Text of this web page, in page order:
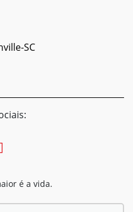
SC
é a vida.